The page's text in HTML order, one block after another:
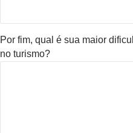
Por fim, qual é sua maior
no turismo?